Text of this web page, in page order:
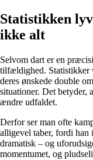
Statistikken
ikke alt
Selvom dart er en
tilfældighed. Statistikker
deres ønskede double
situationer. Det betyder,
ændre udfaldet.
Derfor ser man ofte
alligevel taber, fordi
dramatisk – og
momentumet, og